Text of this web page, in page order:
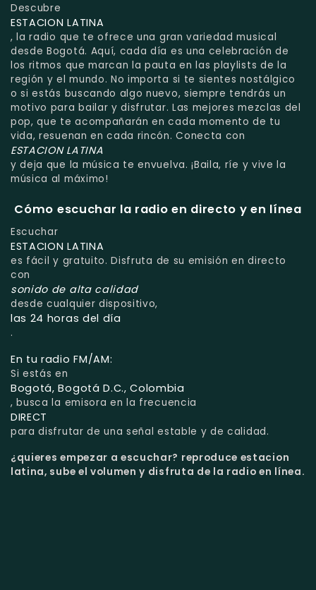
Descubre
ESTACION LATINA
, la radio que te ofrece una gran variedad musical
desde Bogotá. Aquí, cada día es una celebración de
los ritmos que marcan la pauta en las playlists de la
región y el mundo. No importa si te sientes nostálgico
o si estás buscando algo nuevo, siempre tendrás un
motivo para bailar y disfrutar. Las mejores mezclas del
pop, que te acompañarán en cada momento de tu
vida, resuenan en cada rincón. Conecta con
ESTACION LATINA
y deja que la música te envuelva. ¡Baila, ríe y vive la
música al máximo!
Cómo escuchar la radio en directo y en línea
Escuchar
ESTACION LATINA
es fácil y gratuito. Disfruta de su emisión en directo
con
sonido de alta calidad
desde cualquier dispositivo,
las 24 horas del día
.
En tu radio FM/AM:
Si estás en
Bogotá, Bogotá D.C., Colombia
, busca la emisora en la frecuencia
DIRECT
para disfrutar de una señal estable y de calidad.
¿quieres empezar a escuchar? reproduce estacion
latina, sube el volumen y disfruta de la radio en línea.